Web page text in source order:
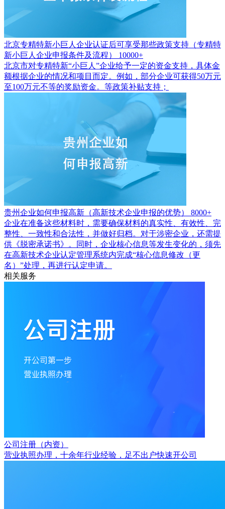
北京专精特新小巨人企业认证后可享受那些政策支持（专精特
新小巨人企业申报条件及流程）
10000+
北京市对专精特新“小巨人”企业给予一定的资金支持，具体金
额根据企业的情况和项目而定。例如，部分企业可获得50万元
至100万元不等的奖励资金。等政策补贴支持；
贵州企业如何申报高新（高新技术企业申报的优势）
8000+
企业在准备这些材料时，需要确保材料的真实性、有效性、完
整性、一致性和合法性，并做好归档。对于涉密企业，还需提
供《脱密承诺书》。同时，企业核心信息等发生变化的，须先
在高新技术企业认定管理系统内完成“核心信息修改（更
名）”处理，再进行认定申请。
相关服务
公司注册（内资）
营业执照办理，十余年行业经验，足不出户快速开公司